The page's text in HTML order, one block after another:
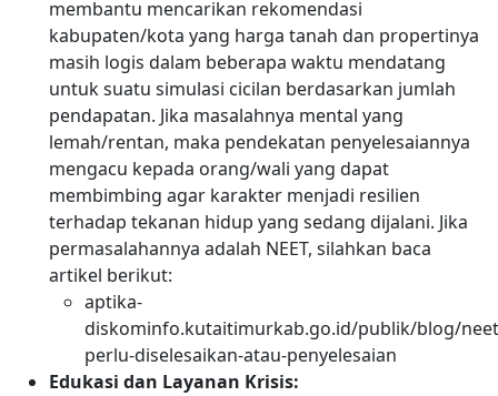
membantu mencarikan rekomendasi
kabupaten/kota yang harga tanah dan propertinya
masih logis dalam beberapa waktu mendatang
untuk suatu simulasi cicilan berdasarkan jumlah
pendapatan. Jika masalahnya mental yang
lemah/rentan, maka pendekatan penyelesaiannya
mengacu kepada orang/wali yang dapat
membimbing agar karakter menjadi resilien
terhadap tekanan hidup yang sedang dijalani. Jika
permasalahannya adalah NEET, silahkan baca
artikel berikut:
aptika-
diskominfo.kutaitimurkab.go.id/publik/blog/
perlu-diselesaikan-atau-penyelesaian
Edukasi dan Layanan Krisis: